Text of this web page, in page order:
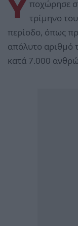
Υ ποχώρησε
τρίμηνο
περίοδο, όπως
απόλυτο αριθμό
κατά 7.000